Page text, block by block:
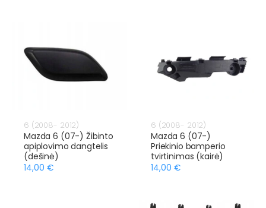
6 (2008- 2012)
Mazda 6 (07-) Žibinto
apiplovimo dangtelis
(dešinė)
14,00 €
6 (2008- 2012)
Mazda 6 (07-)
Priekinio bamperio
tvirtinimas (kairė)
14,00 €